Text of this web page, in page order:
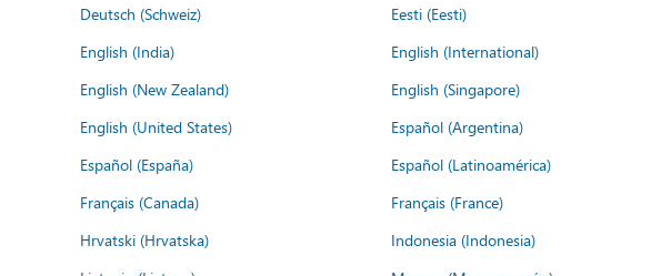
Deutsch (Schweiz)
Eesti (Eesti)
English (India)
English (International)
English (New Zealand)
English (Singapore)
English (United States)
Español (Argentina)
Español (España)
Español (Latinoamérica)
Français (Canada)
Français (France)
Hrvatski (Hrvatska)
Indonesia (Indonesia)